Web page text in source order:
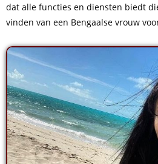
dat alle functies en diensten biedt
vinden van een Bengaalse vrouw